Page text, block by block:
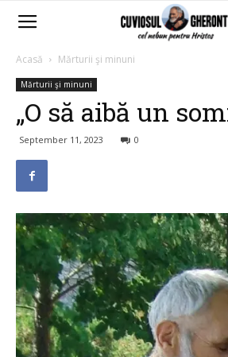
Acasă Mărturii şi minuni
Mărturii şi minuni
„O să aibă un
September 11, 2023 0